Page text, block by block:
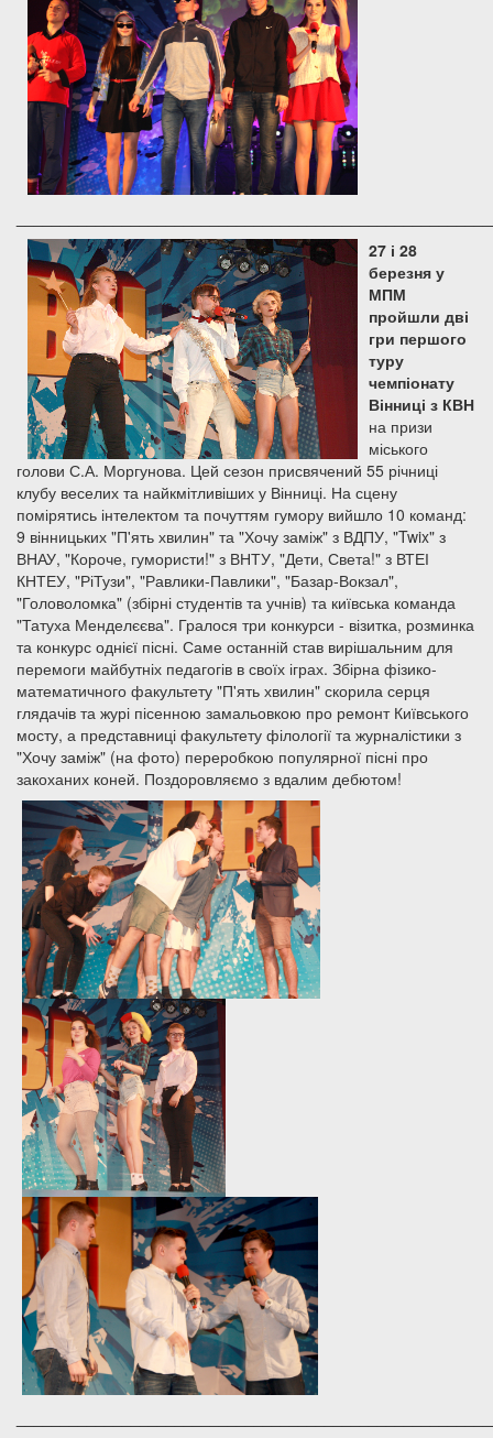
27 і 28
березня у
МПМ
пройшли дві
гри першого
туру
чемпіонату
Вінниці з КВН
на призи
міського
голови С.А. Моргунова. Цей сезон присвячений 55 річниці
клубу веселих та найкмітливіших у Вінниці. На сцену
помірятись інтелектом та почуттям гумору вийшло 10 команд:
9 вінницьких "П'ять хвилин" та "Хочу заміж" з ВДПУ, "Twix" з
ВНАУ, "Короче, гумористи!" з ВНТУ, "Дети, Света!" з ВТЕІ
КНТЕУ, "РіТузи", "Равлики-Павлики", "Базар-Вокзал",
"Головоломка" (збірні студентів та учнів) та київська команда
"Татуха Менделєєва". Гралося три конкурси - візитка, розминка
та конкурс однієї пісні. Саме останній став вирішальним для
перемоги майбутніх педагогів в своїх іграх. Збірна фізико-
математичного факультету "П'ять хвилин" скорила серця
глядачів та журі пісенною замальовкою про ремонт Київського
мосту, а представниці факультету філології та журналістики з
"Хочу заміж" (на фото) переробкою популярної пісні про
закоханих коней. Поздоровляємо з вдалим дебютом!